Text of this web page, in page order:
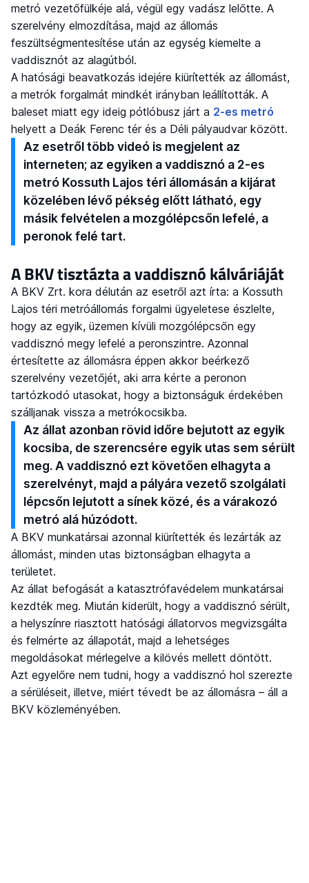
metró vezetőfülkéje alá, végül egy vadász lelőtte. A
szerelvény elmozdítása, majd az állomás
feszültségmentesítése után az egység kiemelte a
vaddisznót az alagútból.
A hatósági beavatkozás idejére kiürítették az állomást,
a metrók forgalmát mindkét irányban leállították. A
baleset miatt egy ideig pótlóbusz járt a 2-es metró
helyett a Deák Ferenc tér és a Déli pályaudvar között.
Az esetről több videó is megjelent az
interneten; az egyiken a vaddisznó a 2-es
metró Kossuth Lajos téri állomásán a kijárat
közelében lévő pékség előtt látható, egy
másik felvételen a mozgólépcsőn lefelé, a
peronok felé tart.
A BKV tisztázta a vaddisznó kálváriáját
A BKV Zrt. kora délután az esetről azt írta: a Kossuth
Lajos téri metróállomás forgalmi ügyeletese észlelte,
hogy az egyik, üzemen kívüli mozgólépcsőn egy
vaddisznó megy lefelé a peronszintre. Azonnal
értesítette az állomásra éppen akkor beérkező
szerelvény vezetőjét, aki arra kérte a peronon
tartózkodó utasokat, hogy a biztonságuk érdekében
szálljanak vissza a metrókocsikba.
Az állat azonban rövid időre bejutott az egyik
kocsiba, de szerencsére egyik utas sem sérült
meg. A vaddisznó ezt követően elhagyta a
szerelvényt, majd a pályára vezető szolgálati
lépcsőn lejutott a sínek közé, és a várakozó
metró alá húzódott.
A BKV munkatársai azonnal kiürítették és lezárták az
állomást, minden utas biztonságban elhagyta a
területet.
Az állat befogását a katasztrófavédelem munkatársai
kezdték meg. Miután kiderült, hogy a vaddisznó sérült,
a helyszínre riasztott hatósági állatorvos megvizsgálta
és felmérte az állapotát, majd a lehetséges
megoldásokat mérlegelve a kilövés mellett döntött.
Azt egyelőre nem tudni, hogy a vaddisznó hol szerezte
a sérüléseit, illetve, miért tévedt be az állomásra – áll a
BKV közleményében.